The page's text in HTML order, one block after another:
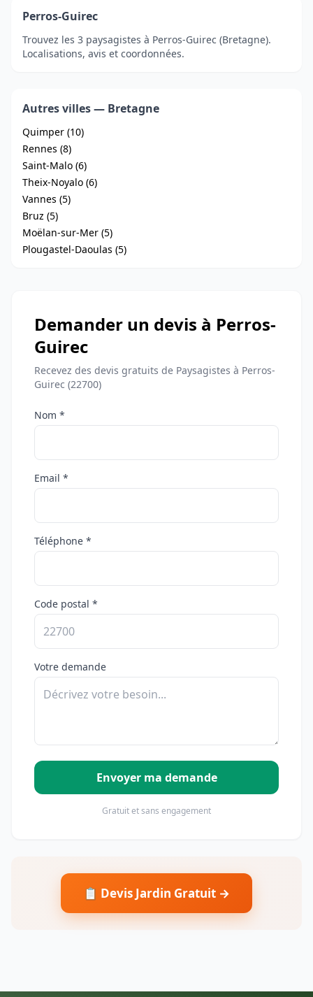
Perros-Guirec
Trouvez les 3 paysagistes à Perros-Guirec (Bretagne).
Localisations, avis et coordonnées.
Autres villes — Bretagne
Quimper (10)
Rennes (8)
Saint-Malo (6)
Theix-Noyalo (6)
Vannes (5)
Bruz (5)
Moëlan-sur-Mer (5)
Plougastel-Daoulas (5)
Demander un devis à Perros-
Guirec
Recevez des devis gratuits de Paysagistes à Perros-
Guirec (22700)
Nom *
Email *
Téléphone *
Code postal *
Votre demande
Envoyer ma demande
Gratuit et sans engagement
📋 Devis Jardin Gratuit →